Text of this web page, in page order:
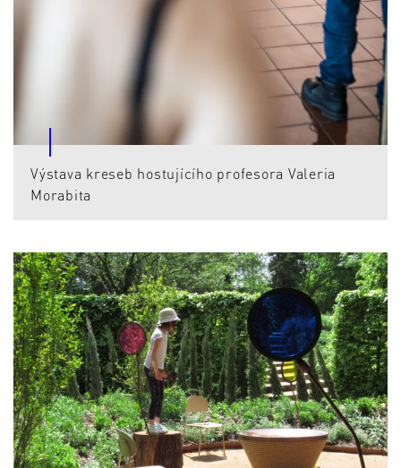
Výstava kreseb hostujícího profesora Valeria
Morabita